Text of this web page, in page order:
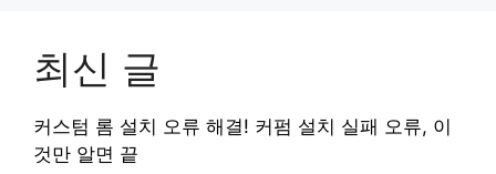
최신 글
커스텀 롬 설치 오류 해결! 커펌 설치 실패 오류, 이
것만 알면 끝